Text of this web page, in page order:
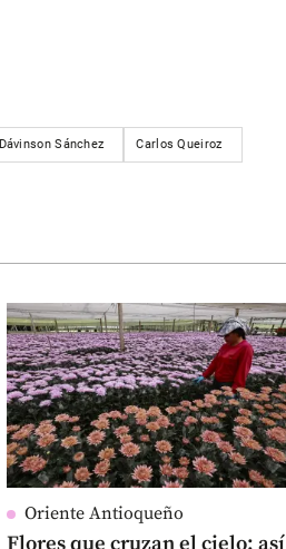
Dávinson Sánchez Carlos Queiroz
Oriente Antioqueño